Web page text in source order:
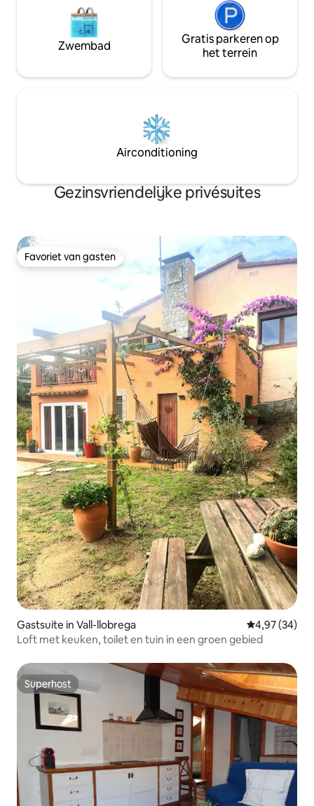
Zwembad
Gratis parkeren op
het terrein
Airconditioning
Gezinsvriendelijke privésuites
Favoriet van gasten
Favoriet van gasten
Gastsuite in Vall-llobrega Gemiddelde
4,97 (34)
Loft met keuken, toilet en tuin in een groen gebied
Superhost
Superhost